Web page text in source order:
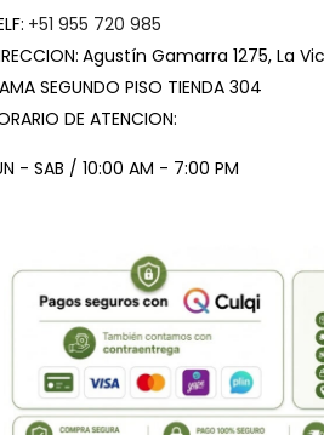
+51 955 720 985
Agustín Gamarra 1275, La
SEGUNDO PISO TIENDA 304
DE ATENCION:
- SAB / 10:00 AM - 7:00 PM